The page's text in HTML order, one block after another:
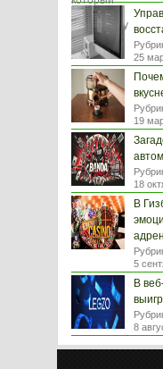
25
19
18
В
5
В
8